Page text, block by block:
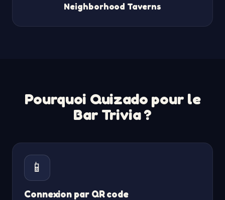
Neighborhood Taverns
Pourquoi Quizado pour le
Bar Trivia ?
📱
Connexion par QR code